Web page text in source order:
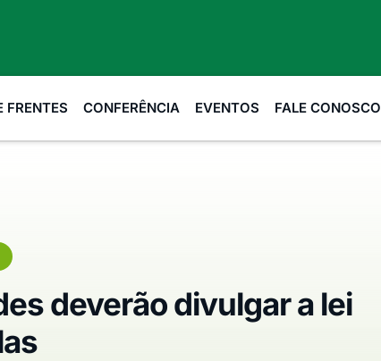
FRENTES CONFERÊNCIA EVENTOS FALE CONOSCO
deverão divulgar a lei